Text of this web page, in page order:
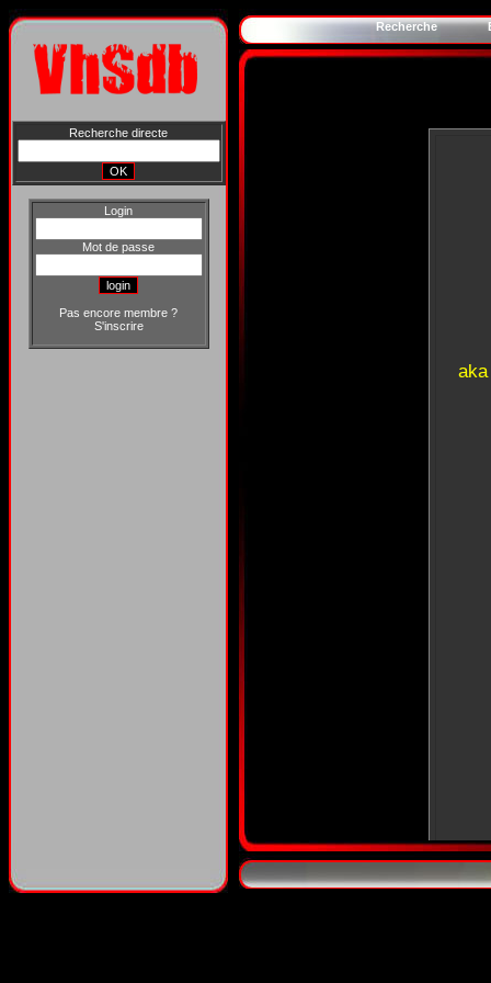
Recherche directe
Login
Mot de passe
Pas encore membre ?
S'inscrire
Recherche